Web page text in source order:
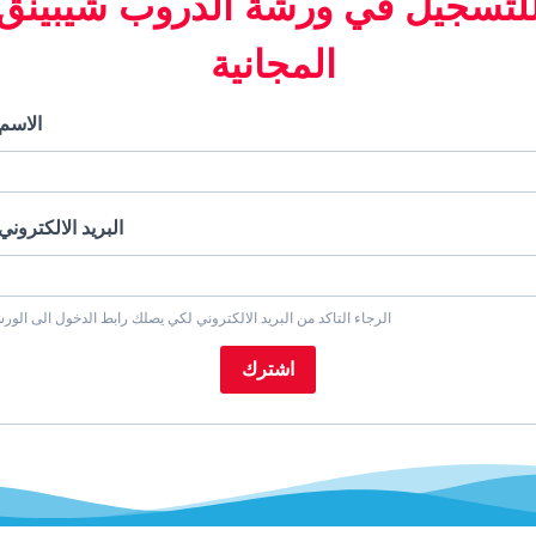
المجانية
البريد
الرجاء التاكد من البريد الالكتروني لكي يصلك رابط الدخول الى
اشترك